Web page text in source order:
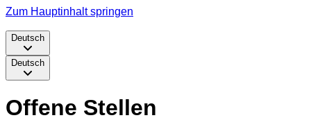
Zum Hauptinhalt springen
Deutsch
Deutsch
Offene Stellen